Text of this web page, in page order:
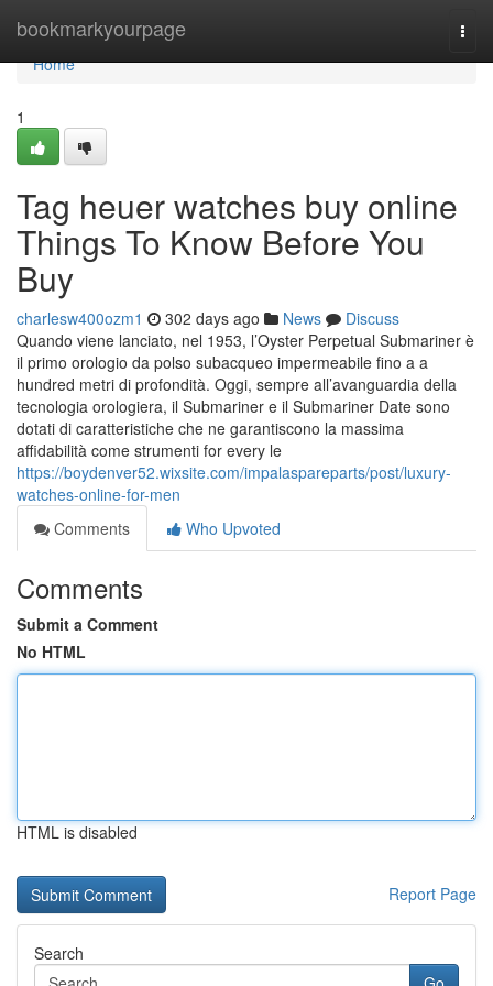
bookmarkyourpage
Home
Home
1
Tag heuer watches buy online
Things To Know Before You
Buy
charlesw400ozm1 302 days ago News
Discuss
Quando viene lanciato, nel 1953, l’Oyster Perpetual Submariner è
il primo orologio da polso subacqueo impermeabile fino a a
hundred metri di profondità. Oggi, sempre all’avanguardia della
tecnologia orologiera, il Submariner e il Submariner Date sono
dotati di caratteristiche che ne garantiscono la massima
affidabilità come strumenti for every le
https://boydenver52.wixsite.com/impalaspareparts/post/luxury-
watches-online-for-men
Comments
Who Upvoted
Comments
Submit a Comment
No HTML
HTML is disabled
Report Page
Search